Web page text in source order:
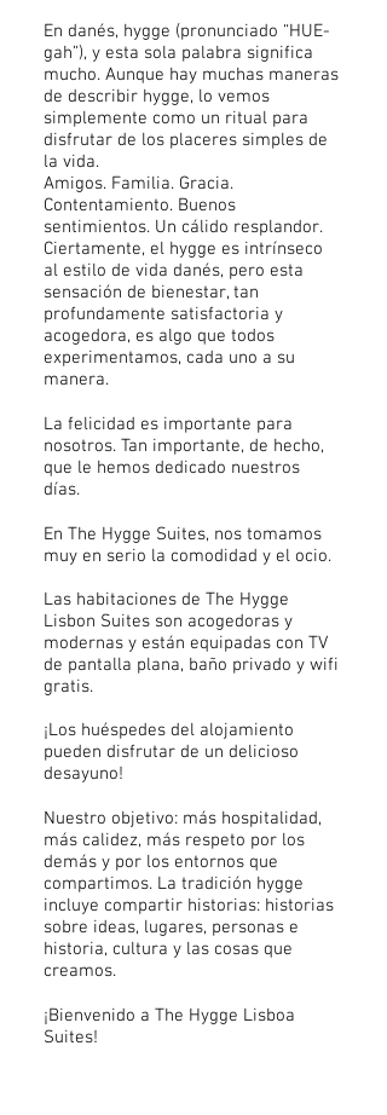
En danés, hygge (pronunciado “HUE-
gah”), y esta sola palabra significa
mucho. Aunque hay muchas maneras
de describir hygge, lo vemos
simplemente como un ritual para
disfrutar de los placeres simples de
la vida.
Amigos. Familia. Gracia.
Contentamiento. Buenos
sentimientos. Un cálido resplandor.
Ciertamente, el hygge es intrínseco
al estilo de vida danés, pero esta
sensación de bienestar, tan
profundamente satisfactoria y
acogedora, es algo que todos
experimentamos, cada uno a su
manera.
La felicidad es importante para
nosotros. Tan importante, de hecho,
que le hemos dedicado nuestros
días.
En The Hygge Suites, nos tomamos
muy en serio la comodidad y el ocio.
Las habitaciones de The Hygge
Lisbon Suites son acogedoras y
modernas y están equipadas con TV
de pantalla plana, baño privado y wifi
gratis.
¡Los huéspedes del alojamiento
pueden disfrutar de un delicioso
desayuno!
Nuestro objetivo: más hospitalidad,
más calidez, más respeto por los
demás y por los entornos que
compartimos. La tradición hygge
incluye compartir historias: historias
sobre ideas, lugares, personas e
historia, cultura y las cosas que
creamos.
¡Bienvenido a The Hygge Lisboa
Suites!